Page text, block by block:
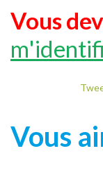
Vous
Vous